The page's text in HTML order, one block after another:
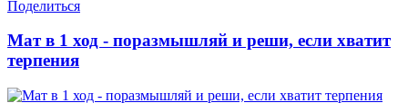
Поделиться
Мат в 1 ход - поразмышляй и реши, если хватит
терпения